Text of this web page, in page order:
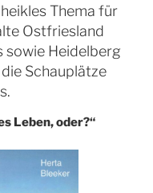
Thema für
Ostfriesland
sowie Heidelberg
Schauplätze
Leben, oder?“